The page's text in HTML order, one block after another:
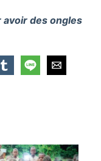
avoir des ongles